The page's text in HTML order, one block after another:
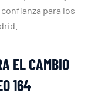
para los
EL CAMBIO
164